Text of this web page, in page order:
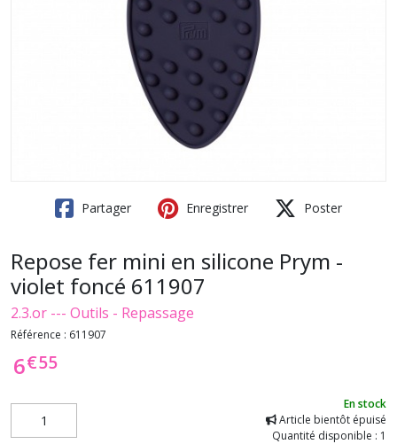
Partager Enregistrer Poster
Repose fer mini en silicone Prym -
violet foncé 611907
2.3.or --- Outils - Repassage
Référence : 611907
6€55
En stock
Article bientôt épuisé
Quantité disponible : 1